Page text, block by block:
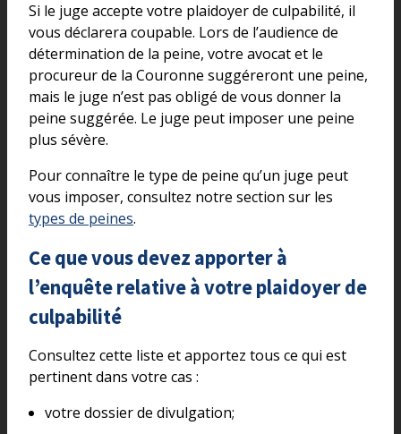
Si le juge accepte votre plaidoyer de culpabilité, il
vous déclarera coupable. Lors de l’audience de
détermination de la peine, votre avocat et le
procureur de la Couronne suggéreront une peine,
mais le juge n’est pas obligé de vous donner la
peine suggérée. Le juge peut imposer une peine
plus sévère.
Pour connaître le type de peine qu’un juge peut
vous imposer, consultez notre section sur les
types de peines.
Ce que vous devez apporter à
l’enquête relative à votre plaidoyer de
culpabilité
Consultez cette liste et apportez tous ce qui est
pertinent dans votre cas :
votre dossier de divulgation;